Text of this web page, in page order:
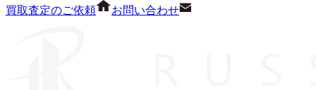
買取査定のご依頼
お問い合わせ